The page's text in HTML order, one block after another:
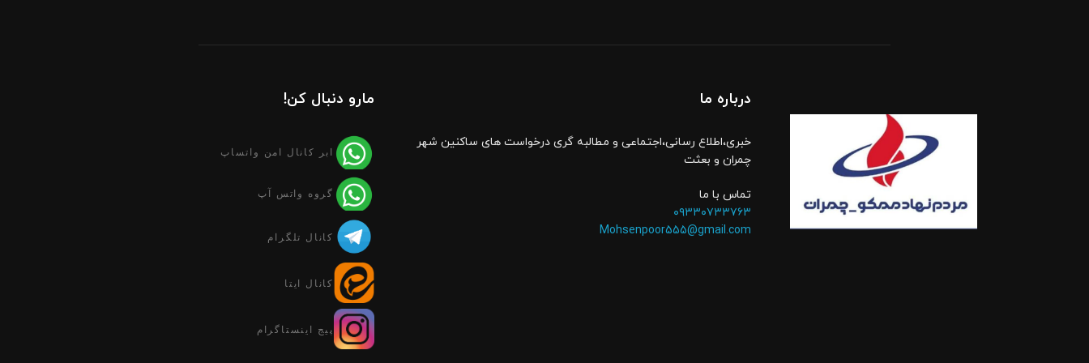
درباره ما
خبری،اطلاع رسانی،اجتماعی و مطالبه گری درخواست های ساکنین شهر
چمران و بعثت
تماس با ما
۰۹۳۳۰۷۳۳۷۶۳
Mohsenpoor555@gmail.com
مارو دنبال کن!
ابر کانال امن واتساپ
گروه واتس آپ
کانال تلگرام
کانال ایتا
پیج اینستاگرام